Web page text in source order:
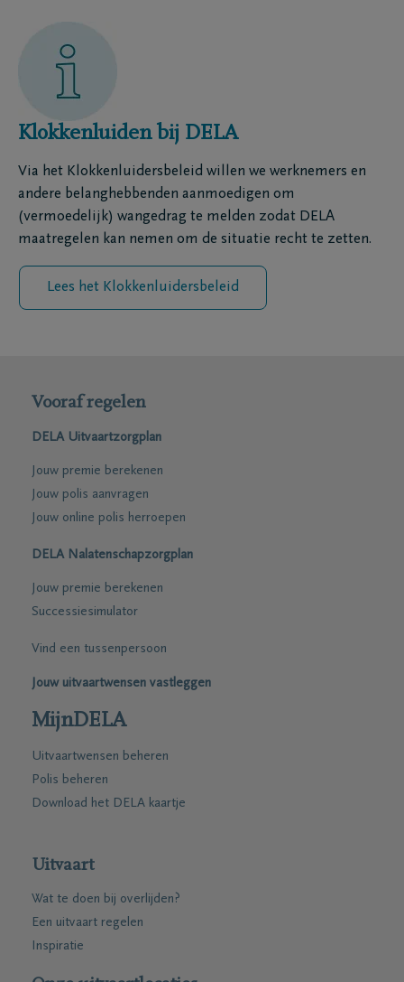
Klokkenluiden bij DELA
Via het Klokkenluidersbeleid willen we werknemers en
andere belanghebbenden aanmoedigen om
(vermoedelijk) wangedrag te melden zodat DELA
maatregelen kan nemen om de situatie recht te zetten.
Lees het Klokkenluidersbeleid
Vooraf regelen
DELA Uitvaartzorgplan
Jouw premie berekenen
Jouw polis aanvragen
Jouw online polis herroepen
DELA Nalatenschapzorgplan
Jouw premie berekenen
Successiesimulator
Vind een tussenpersoon
Jouw uitvaartwensen vastleggen
MijnDELA
Uitvaartwensen beheren
Polis beheren
Download het DELA kaartje
Uitvaart
Wat te doen bij overlijden?
Een uitvaart regelen
Inspiratie